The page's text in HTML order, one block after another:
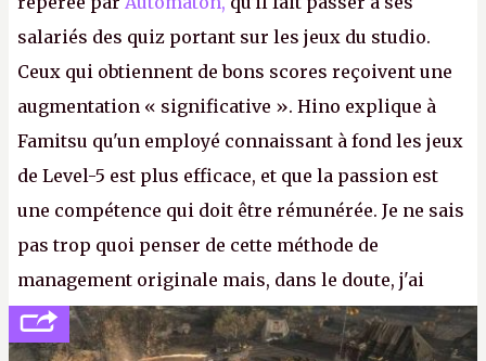
salariés des quiz portant sur les jeux du studio.
Ceux qui obtiennent de bons scores reçoivent une
augmentation « significative ». Hino explique à
Famitsu qu'un employé connaissant à fond les jeux
de Level-5 est plus efficace, et que la passion est
une compétence qui doit être rémunérée. Je ne sais
pas trop quoi penser de cette méthode de
management originale mais, dans le doute, j'ai
décidé d'apprendre par cœur les 300 derniers
numéros deCanard PCavant de demander une